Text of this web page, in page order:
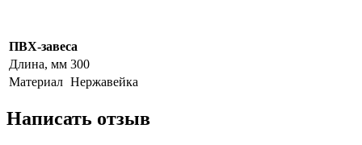
ПВХ-завеса
Длина, мм 300
Материал Нержавейка
Написать отзыв